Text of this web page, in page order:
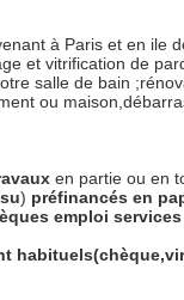
à Paris et en ile
et vitrification de
salle de bain
ou
en partie ou en
) préfinancés en
emploi